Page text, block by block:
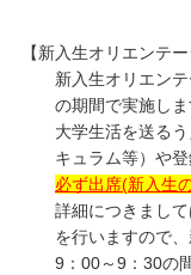
【新入生オリエンテ
新入生オリエン
の期間で実施しま
大学生活を送る
キュラム等）や
必ず出席(新入生
詳細につきまし
を行いますので
9：00～9：30の